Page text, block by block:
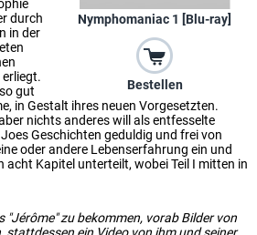
Nymphomaniac 1 [Blu-ray]
Bestellen
durch
in der
erliegt.
gut
in Gestalt ihres neuen Vorgesetzten.
nichts anderes will als entfesselte
Geschichten geduldig und frei von
oder andere Lebenserfahrung ein und
acht Kapitel unterteilt, wobei Teil I mitten in
"Jérôme" zu bekommen, vorab Bilder von